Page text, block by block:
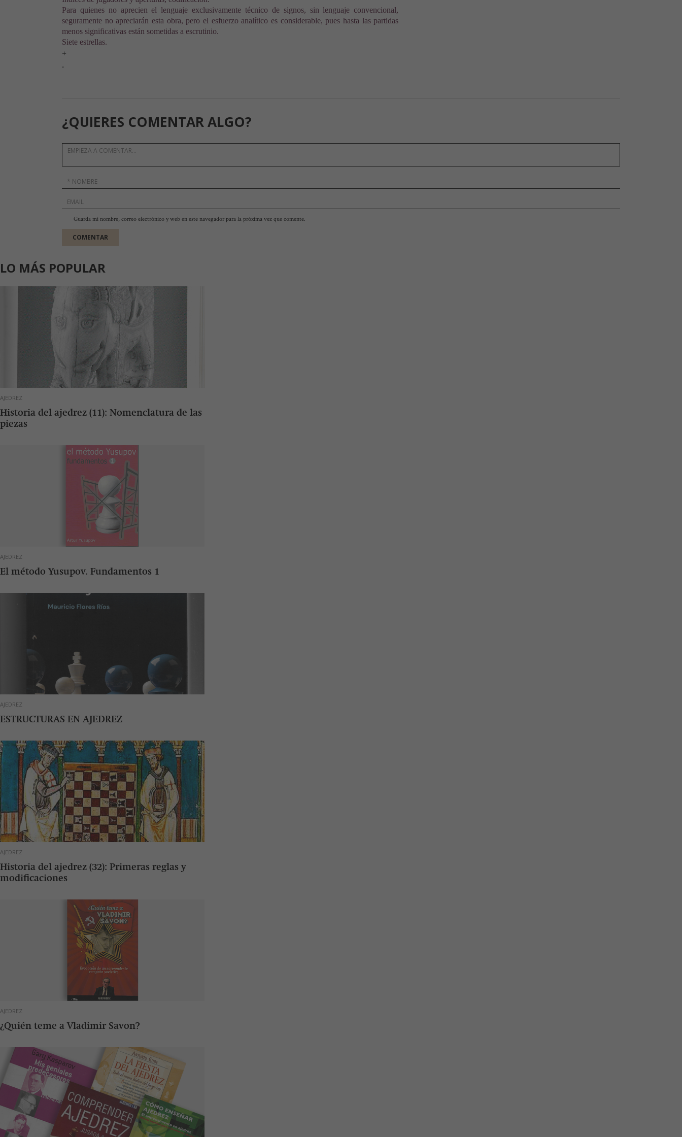
Para quienes no aprecien el lenguaje exclusivamente técnico de signos, sin lenguaje convencional,
seguramente no apreciarán esta obra, pero el esfuerzo analítico es considerable, pues hasta las partidas
menos significativas están sometidas a escrutinio.
Siete estrellas.
+
.
¿QUIERES COMENTAR ALGO?
Guarda mi nombre, correo electrónico y web en este navegador para la próxima vez que comente.
LO MÁS POPULAR
AJEDREZ
Historia del ajedrez (11): Nomenclatura de las
piezas
AJEDREZ
El método Yusupov. Fundamentos 1
AJEDREZ
ESTRUCTURAS EN AJEDREZ
AJEDREZ
Historia del ajedrez (32): Primeras reglas y
modificaciones
AJEDREZ
¿Quién teme a Vladimir Savon?